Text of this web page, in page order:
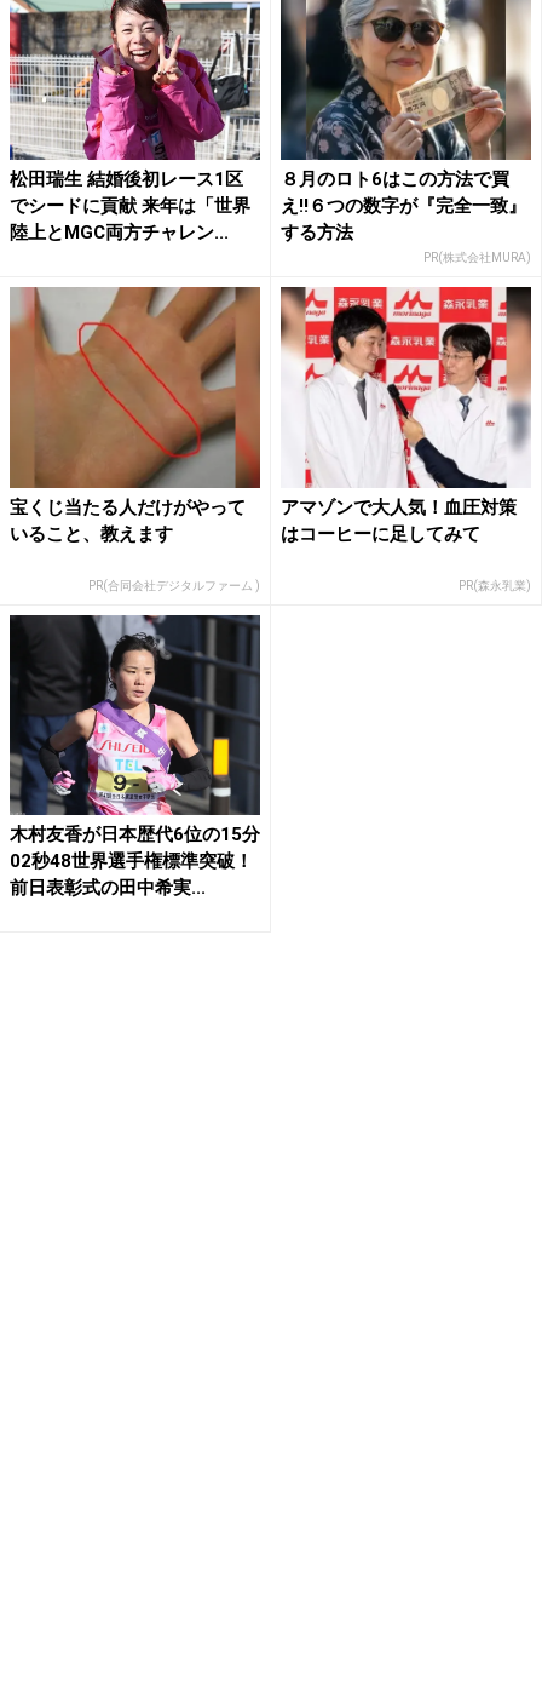
松田瑞生 結婚後初レース1区
でシードに貢献 来年は「世界
陸上とMGC両方チャレン...
８月のロト6はこの方法で買
え!!６つの数字が『完全一致』
する方法
PR(株式会社MURA)
宝くじ当たる人だけがやって
いること、教えます
PR(合同会社デジタルファーム )
アマゾンで大人気！血圧対策
はコーヒーに足してみて
PR(森永乳業)
木村友香が日本歴代6位の15分
02秒48世界選手権標準突破！
前日表彰式の田中希実...